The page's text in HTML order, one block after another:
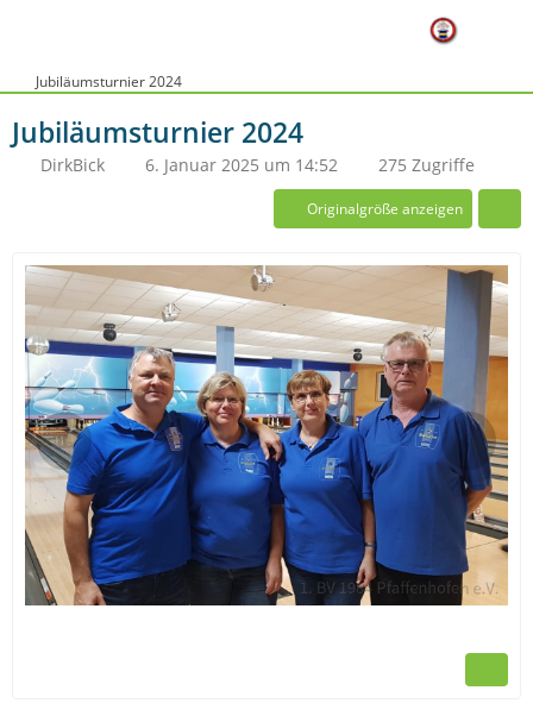
Jubiläumsturnier 2024
Jubiläumsturnier 2024
DirkBick 6. Januar 2025 um 14:52 275 Zugriffe
Originalgröße anzeigen